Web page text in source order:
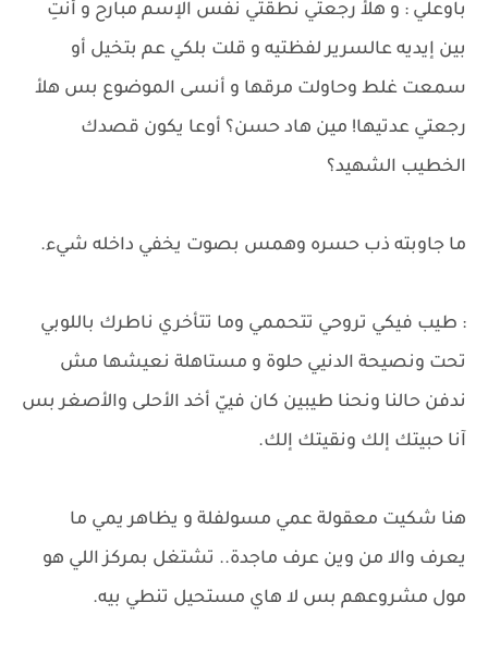
باوعلي : و هلأ رجعتي نطقتي نفس الإسم مبارح و أنتِ
بين إيديه عالسرير لفظتيه و قلت بلكي عم بتخيل أو
سمعت غلط وحاولت مرقها و أنسى الموضوع بس هلأ
رجعتي عدتيها! مين هاد حسن؟ أوعا يكون قصدك
الخطيب الشهيد؟
ما جاوبته ذب حسره وهمس بصوت يخفي داخله شيء.
: طيب فيكي تروحي تتحممي وما تتأخري ناطرك باللوبي
تحت ونصيحة الدنيي حلوة و مستاهلة نعيشها مش
ندفن حالنا ونحنا طيبين كان فييّ أخد الأحلى والأصغر بس
آنا حبيتك إلك ونقيتك إلك.
هنا شكيت معقولة عمي مسولفلة و يظاهر يمي ما
يعرف والا من وين عرف ماجدة.. تشتغل بمركز اللي هو
مول مشروعهم بس لا هاي مستحيل تنطي بيه.